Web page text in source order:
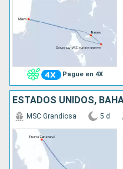
Pague en 4X
ESTADOS UNIDOS,
MSC Grandiosa 5 d